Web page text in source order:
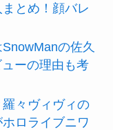
とめ！顔バレ
の佐久
ーの理由も考
羅々ヴィヴィの
ロライブニワ